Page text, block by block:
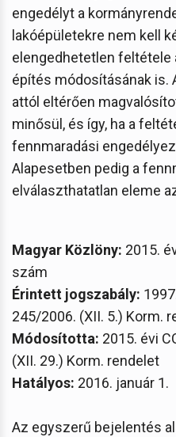
engedélyt a
lakóépületekre nem kell
elengedhetetlen feltétele
építés módosításának is.
attól eltérően
minősül, és így, ha a
fennmaradási
Alapesetben pedig a
elválaszthatatlan eleme
Magyar Közlöny: 2015.
szám
Érintett jogszabály:
245/2006. (XII. 5.) Korm.
Módosította: 2015. évi
(XII. 29.) Korm. rendelet
Hatályos: 2016. január 1.
Az egyszerű bejelentés